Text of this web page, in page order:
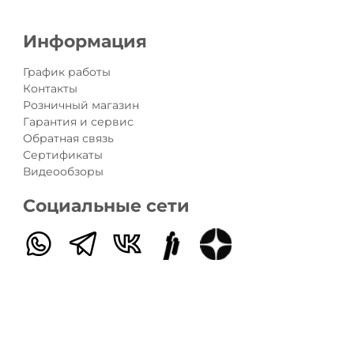
Информация
График работы
Контакты
Розничный магазин
Гарантия и сервис
Обратная связь
Сертификаты
Видеообзоры
Социальные сети